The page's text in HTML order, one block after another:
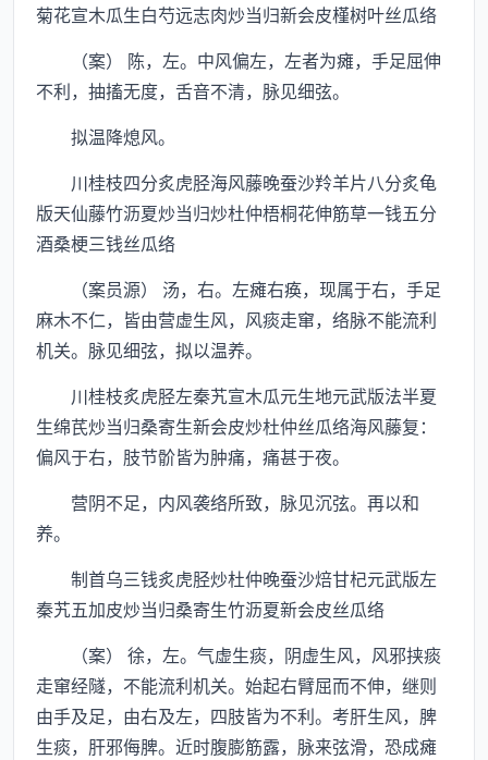
菊花宣木瓜生白芍远志肉炒当归新会皮槿树叶丝瓜络
（案） 陈，左。中风偏左，左者为瘫，手足屈伸
不利，抽搐无度，舌音不清，脉见细弦。
拟温降熄风。
川桂枝四分炙虎胫海风藤晚蚕沙羚羊片八分炙龟
版天仙藤竹沥夏炒当归炒杜仲梧桐花伸筋草一钱五分
酒桑梗三钱丝瓜络
（案员源） 汤，右。左瘫右痪，现属于右，手足
麻木不仁，皆由营虚生风，风痰走窜，络脉不能流利
机关。脉见细弦，拟以温养。
川桂枝炙虎胫左秦艽宣木瓜元生地元武版法半夏
生绵芪炒当归桑寄生新会皮炒杜仲丝瓜络海风藤复：
偏风于右，肢节骱皆为肿痛，痛甚于夜。
营阴不足，内风袭络所致，脉见沉弦。再以和
养。
制首乌三钱炙虎胫炒杜仲晚蚕沙焙甘杞元武版左
秦艽五加皮炒当归桑寄生竹沥夏新会皮丝瓜络
（案） 徐，左。气虚生痰，阴虚生风，风邪挟痰
走窜经隧，不能流利机关。始起右臂屈而不伸，继则
由手及足，由右及左，四肢皆为不利。考肝生风，脾
生痰，肝邪侮脾。近时腹膨筋露，脉来弦滑，恐成瘫